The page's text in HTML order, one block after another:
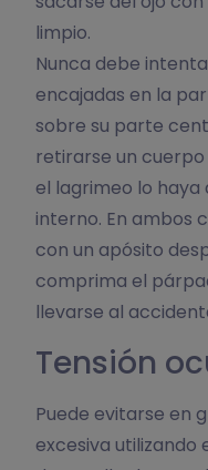
limpio.
Nunca debe
encajadas en la
sobre su parte
retirarse un
el lagrimeo lo haya
interno. En ambos
con un apósito
comprima el
llevarse al
Tensión
Puede evitarse en
excesiva utilizando